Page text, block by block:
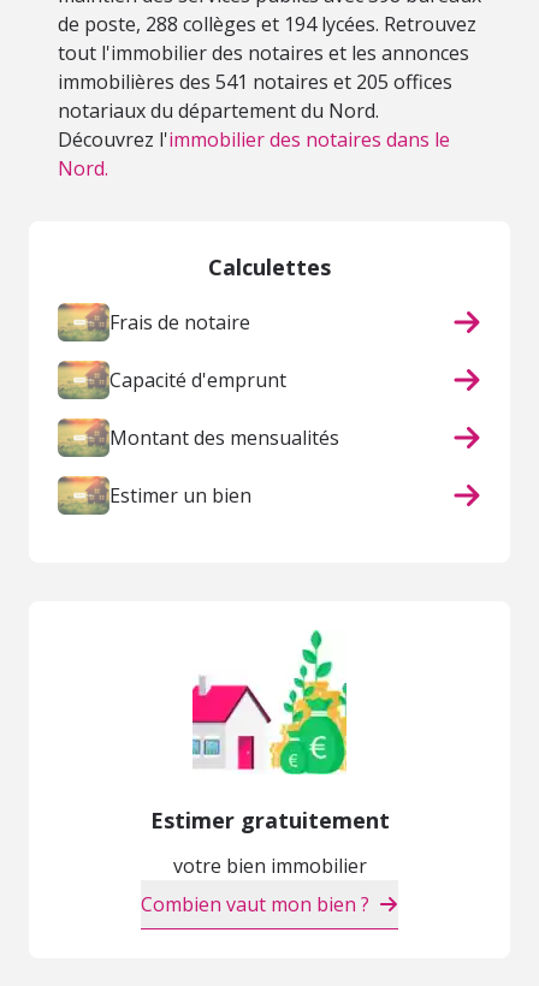
de poste, 288 collèges et 194 lycées. Retrouvez
tout l'immobilier des notaires et les annonces
immobilières des 541 notaires et 205 offices
notariaux du département du Nord.
Découvrez l'immobilier des notaires dans le
Nord.
Calculettes
Frais de notaire
Capacité d'emprunt
Montant des mensualités
Estimer un bien
Estimer gratuitement
votre bien immobilier
Combien vaut mon bien ?